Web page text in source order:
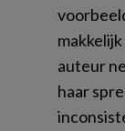
auteur
haar